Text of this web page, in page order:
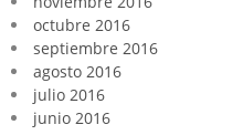
octubre 2016
septiembre 2016
agosto 2016
julio 2016
junio 2016